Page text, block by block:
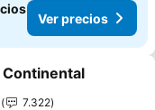
Ver precios
favoritos
7.322